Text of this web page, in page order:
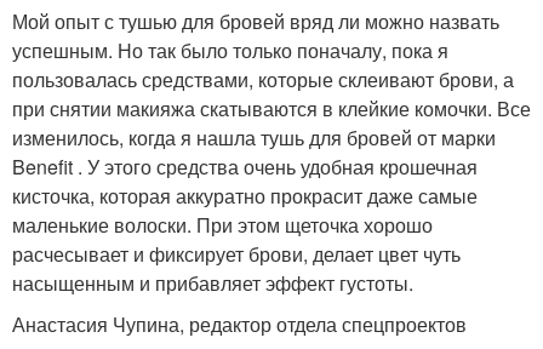
Мой опыт с тушью для бровей вряд ли можно назвать
успешным. Но так было только поначалу, пока я
пользовалась средствами, которые склеивают брови, а
при снятии макияжа скатываются в клейкие комочки. Все
изменилось, когда я нашла тушь для бровей от марки
Benefit . У этого средства очень удобная крошечная
кисточка, которая аккуратно прокрасит даже самые
маленькие волоски. При этом щеточка хорошо
расчесывает и фиксирует брови, делает цвет чуть
насыщенным и прибавляет эффект густоты.
Анастасия Чупина, редактор отдела спецпроектов